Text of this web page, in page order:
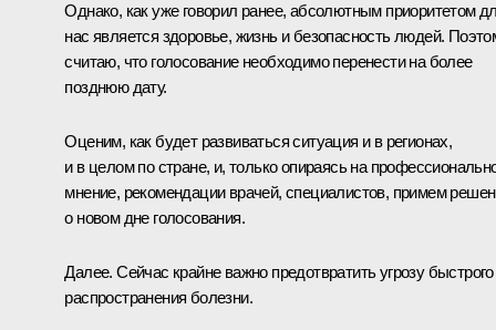
Однако, как уже говорил ранее, абсолютным приоритетом
нас является здоровье, жизнь и безопасность людей.
считаю, что голосование необходимо перенести на более
позднюю дату.
Оценим, как будет развиваться ситуация и в регионах,
и в целом по стране, и, только опираясь на
мнение, рекомендации врачей, специалистов, примем
о новом дне голосования.
Далее. Сейчас крайне важно предотвратить угрозу быстрого
распространения болезни.